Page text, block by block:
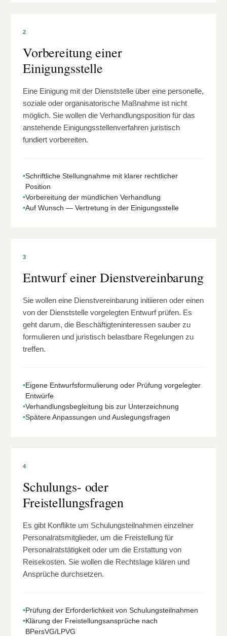
2
Vorbereitung einer
Einigungsstelle
Eine Einigung mit der Dienststelle über eine personelle,
soziale oder organisatorische Maßnahme ist nicht
möglich. Sie wollen die Verhandlungsposition für das
anstehende Einigungsstellenverfahren juristisch
fundiert vorbereiten.
•Schriftliche Stellungnahme mit klarer rechtlicher
Position
•Vorbereitung der mündlichen Verhandlung
•Auf Wunsch — Vertretung in der Einigungsstelle
3
Entwurf einer Dienstvereinbarung
Sie wollen eine Dienstvereinbarung initiieren oder einen
von der Dienststelle vorgelegten Entwurf prüfen. Es
geht darum, die Beschäftigteninteressen sauber zu
formulieren und juristisch belastbare Regelungen zu
treffen.
•Eigene Entwurfsformulierung oder Prüfung vorgelegter
Entwürfe
•Verhandlungsbegleitung bis zur Unterzeichnung
•Spätere Anpassungen und Auslegungsfragen
4
Schulungs- oder
Freistellungsfragen
Es gibt Konflikte um Schulungsteilnahmen einzelner
Personalratsmitglieder, um die Freistellung für
Personalratstätigkeit oder um die Erstattung von
Reisekosten. Sie wollen die Rechtslage klären und
Ansprüche durchsetzen.
•Prüfung der Erforderlichkeit von Schulungsteilnahmen
•Klärung der Freistellungsansprüche nach
BPersVG/LPVG